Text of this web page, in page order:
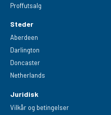
Proffutsalg
Steder
Aberdeen
Darlington
Doncaster
Netherlands
Juridisk
Vilkår og betingelser